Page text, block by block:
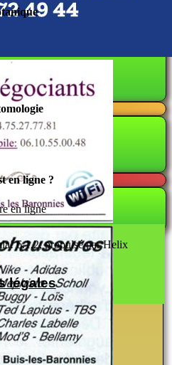
en ligne ?
en ligne
6.1.2; propulsé par Helix
légales